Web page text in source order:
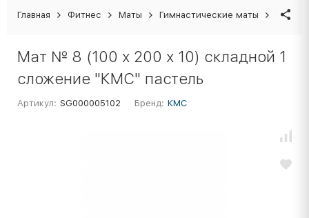
Главная Фитнес Маты Гимнастические маты Мат №
Мат № 8 (100 х 200 х 10) складной 1
сложение "КМС" пастель
Артикул: SG000005102 Бренд: КМС